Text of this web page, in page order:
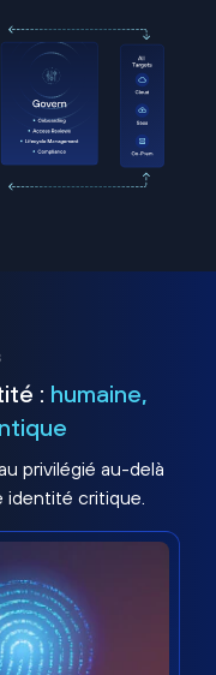
: humaine,
privilégié au-delà
identité critique.